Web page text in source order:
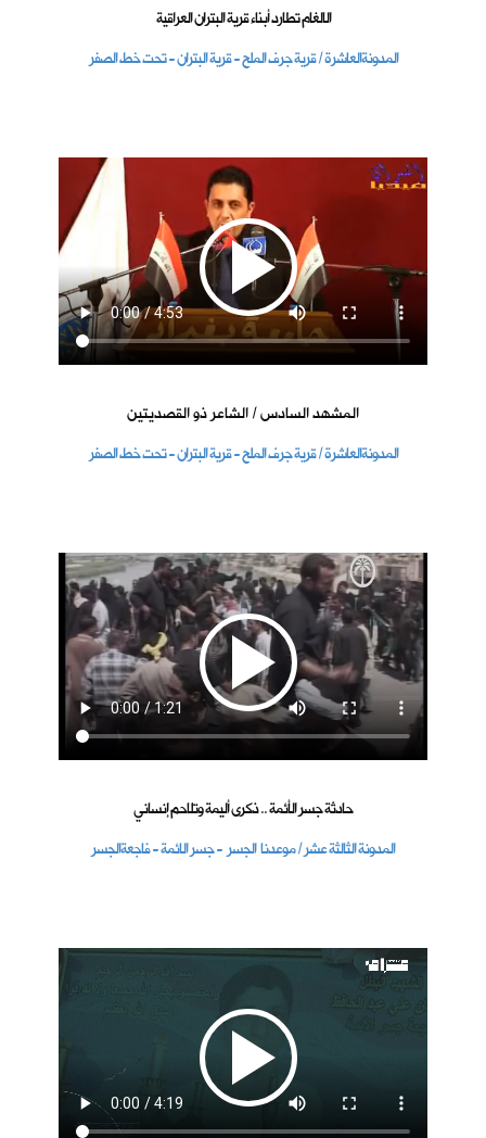
الالغام تطارد أبناء قرية البتران العراقية
المدونةالعاشرة / قرية جرف الملح - قرية البتران - تحت خط الصفر
المشهد السادس / الشاعر ذو القصديتين
المدونةالعاشرة / قرية جرف الملح - قرية البتران - تحت خط الصفر
حادثة جسر الأئمة .. ذكرى أليمة وتلاحم إنساني
المدونة الثالثة عشر / موعدنا الجسر - جسر الائمة - فاجعةالجسر